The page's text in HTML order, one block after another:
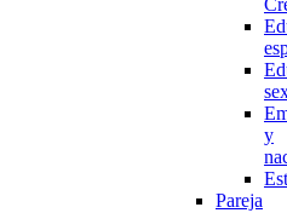
y
Pareja